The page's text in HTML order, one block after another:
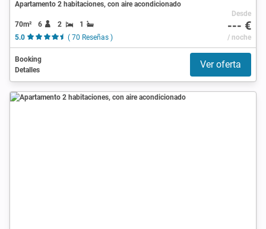
Apartamento 2 habitaciones, con aire acondicionado
70m² 6 2
1
5.0
( 70 Reseñas )
Desde
--- €
/ noche
Booking
Detalles
Ver oferta